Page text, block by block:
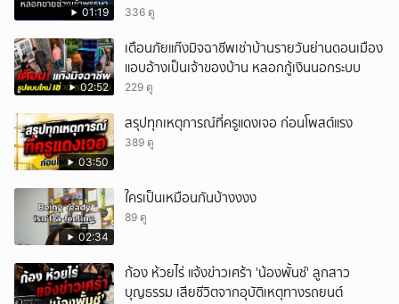
01:19 336 ดู
02:52
เตือนภัยแก๊งมิจฉาชีพเช่าบ้านรายวันย่านดอนเมือง
แอบอ้างเป็นเจ้าของบ้าน หลอกกู้เงินนอกระบบ
229 ดู
03:50
สรุปทุกเหตุการณ์ที่ครูแดงเจอ ก่อนโพสต์แรง
389 ดู
02:34
ใครเป็นเหมือนกันบ้างงงง
89 ดู
ก้อง ห้วยไร่ แจ้งข่าวเศร้า 'น้องพั้นช์' ลูกสาว
บุญธรรม เสียชีวิตจากอุบัติเหตุทางรถยนต์